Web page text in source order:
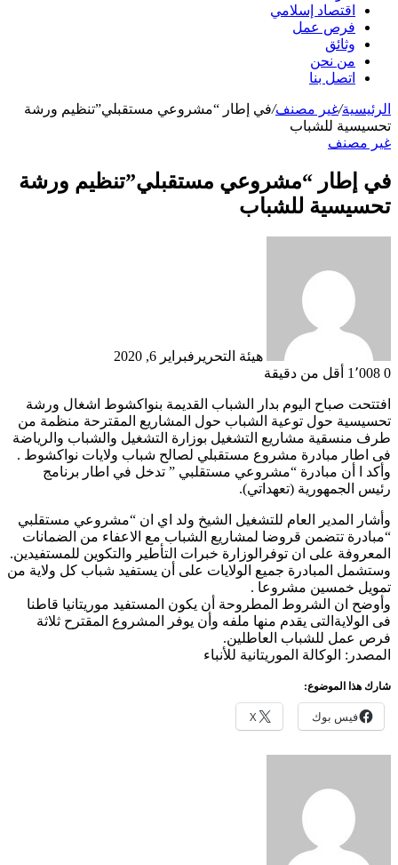
اقتصاد إسلامي
فرص عمل
وثائق
من نحن
اتصل بنا
الرئيسية/غير مصنف/في إطار “مشروعي مستقبلي”تنظيم ورشة
تحسيسية للشباب
غير مصنف
في إطار “مشروعي مستقبلي”تنظيم ورشة
تحسيسية للشباب
هيئة التحرير فبراير 6, 2020
0
أقل من دقيقة
افتتحت صباح اليوم بدار الشباب القديمة بنواكشوط اشغال ورشة
تحسيسية حول توعية الشباب حول المشاريع المقترحة منظمة من
طرف منسقية مشاريع التشغيل بوزارة التشغيل والشباب والرياضة
فى اطار مبادرة مشروع مستقبلي لصالح شباب ولايات نواكشوط .
وأكد ا أن مبادرة “مشروعي مستقلبي ” تدخل في اطار برنامج
رئيس الجمهورية (تعهداتي).
وأشار المدير العام للتشغيل الشيخ ولد اي ان “مشروعي مستقلبي
“مبادرة تتضمن قروضا لمشاريع الشباب مع الاعفاء من الضمانات
المعروفة على ان توفرالوزارة خبرات التأطير والتكوين للمستفيدين.
وستشمل المبادرة جميع الولايات على أن يستفيد شباب كل ولاية من
تمويل خمسين مشروعا .
وأوضح ان الشروط المطروحة أن يكون المستفيد موريتانيا قاطنا
فى الولايةالتى يقدم منها ملفه وأن يوفر المشروع المقترح ثلاثة
فرص عمل للشباب العاطلين.
المصدر: الوكالة الموريتانية للأنباء
شارك هذا الموضوع:
فيس بوك X